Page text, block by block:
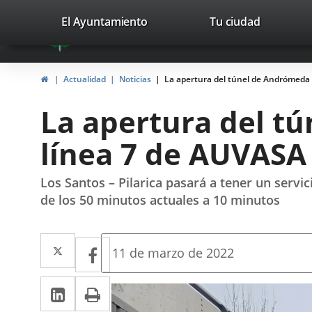
Portal
Web
del
Valladolid
avaTop
valladolid.es
El Ayuntamiento Tu ciudad
InicioActualidad Noticias La apertura del túnel de
La apertura del
línea 7 de
Los Santos – Pilarica pasará a tener un
de los 50 minutos actuales a 10 minutos
Twitter
Enlace
a
una
Facebook
Enlace
a
una
LinkedIn
EnlaceImprimir
Fecha
la
noticia
11 de marzo de 2022